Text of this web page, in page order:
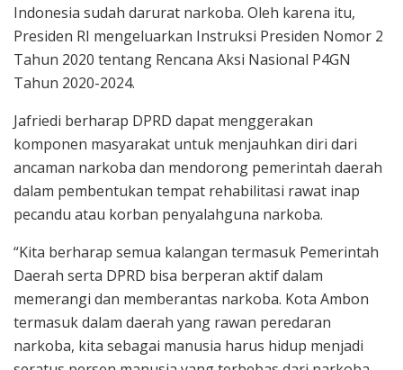
Indonesia sudah darurat narkoba. Oleh karena itu,
Presiden RI mengeluarkan Instruksi Presiden Nomor 2
Tahun 2020 tentang Rencana Aksi Nasional P4GN
Tahun 2020-2024.
Jafriedi berharap DPRD dapat menggerakan
komponen masyarakat untuk menjauhkan diri dari
ancaman narkoba dan mendorong pemerintah daerah
dalam pembentukan tempat rehabilitasi rawat inap
pecandu atau korban penyalahguna narkoba.
“Kita berharap semua kalangan termasuk Pemerintah
Daerah serta DPRD bisa berperan aktif dalam
memerangi dan memberantas narkoba. Kota Ambon
termasuk dalam daerah yang rawan peredaran
narkoba, kita sebagai manusia harus hidup menjadi